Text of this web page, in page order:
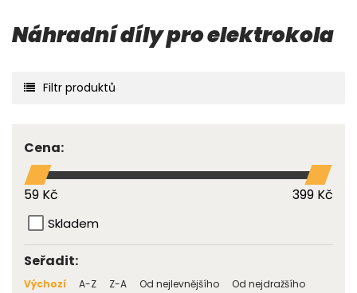
Náhradní díly pro elektrokola
Filtr produktů
Cena:
59 Kč 399 Kč
Skladem
Seřadit:
Výchozí A-Z Z-A Od nejlevnějšího Od nejdražšího